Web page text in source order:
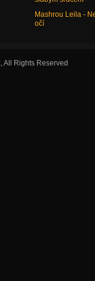
Mashrou Leila -
očí
All Rights Reserved